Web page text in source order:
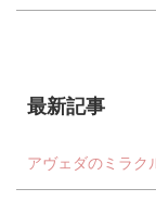
最新記事
アヴェダのミラ